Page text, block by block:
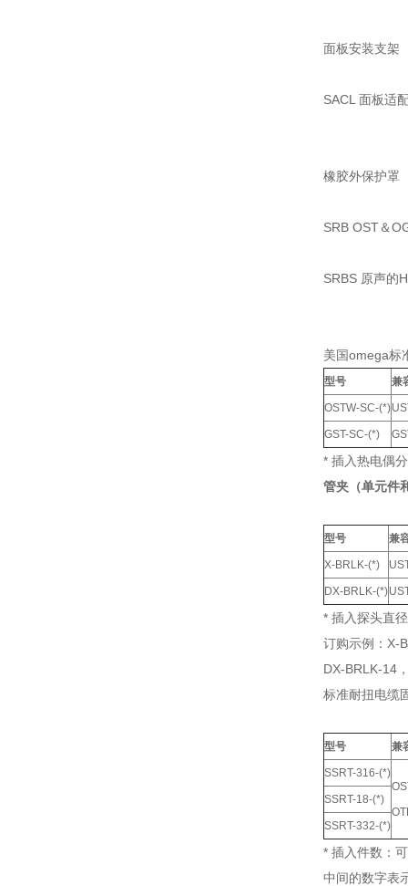
面板安装支架
SACL 面板适
橡胶外保护罩
SRB OST＆
SRBS 原声的
美国omega标
型号 兼
OSTW-SC-(*)
GST-SC-(*)
* 插入热电偶
管夹（单元件
型号 兼
X-BRLK-(*)
DX-BRLK-(*)
* 插入探头直
订购示例：X-
DX-BRLK-14
标准耐扭电缆
型号 兼
SSRT-316-(*)
SSRT-18-(*)
SSRT-332-(*)
* 插入件数：
中间的数字表